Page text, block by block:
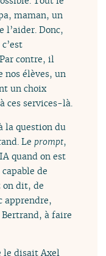
maman, un
l’aider. Donc,
contre, il
nos élèves, un
un choix
ces services-là.
la question du
Le prompt,
quand on est
de
on dit, de
apprendre,
à faire
le disait Axel